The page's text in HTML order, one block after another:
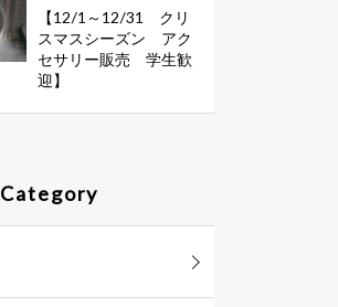
【12/1～12/31 クリ
スマスシーズン アク
セサリー販売 学生歓
迎】
Category